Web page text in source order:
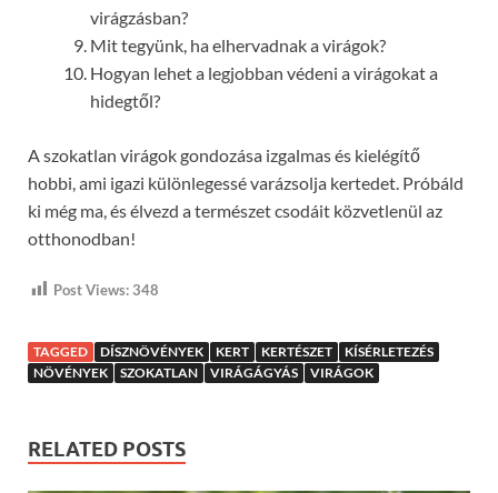
virágzásban?
Mit tegyünk, ha elhervadnak a virágok?
Hogyan lehet a legjobban védeni a virágokat a
hidegtől?
A szokatlan virágok gondozása izgalmas és kielégítő
hobbi, ami igazi különlegessé varázsolja kertedet. Próbáld
ki még ma, és élvezd a természet csodáit közvetlenül az
otthonodban!
Post Views:348
TAGGED DÍSZNÖVÉNYEK KERT KERTÉSZET
KÍSÉRLETEZÉS
NÖVÉNYEK
SZOKATLAN VIRÁGÁGYÁS VIRÁGOK
RELATED POSTS